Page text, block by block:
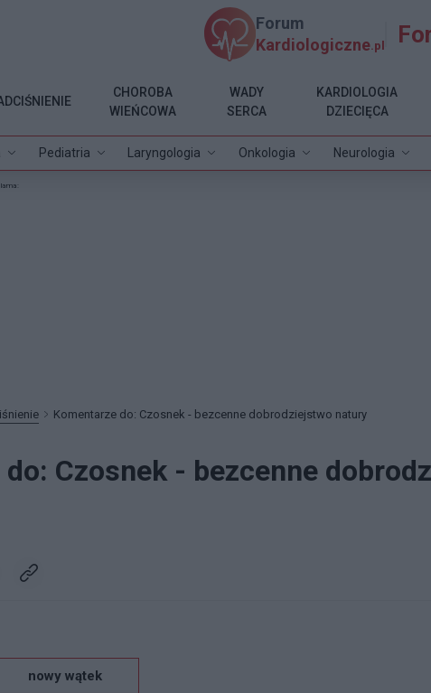
Forum
Kardiologiczne .pl
Pediatria Laryngologia Onkologia Neurologia
CHOROBA
WIEŃCOWA
WADY
SERCA
KARDIOLOGIA
DZIECIĘCA
Komentarze do: Czosnek - bezcenne dobrodziejstwo natury
Czosnek - bezcenne
nowy wątek